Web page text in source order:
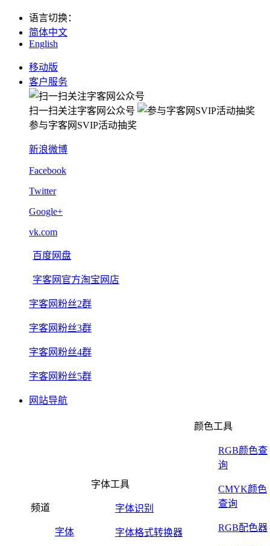
语言切换：
简体中文
English
移动版
客户服务
扫一扫关注字客网公众号
参与字客网SVIP活动抽奖
新浪微博
Facebook
Twitter
Google+
vk.com
百度网盘
字客网官方淘宝网店
字客网粉丝2群
字客网粉丝3群
字客网粉丝4群
字客网粉丝5群
网站导航
频道
字体
字体工具
字体识别
字体格式转换器
颜色工具
RGB颜色查
询
CMYK颜色
查询
RGB配色器